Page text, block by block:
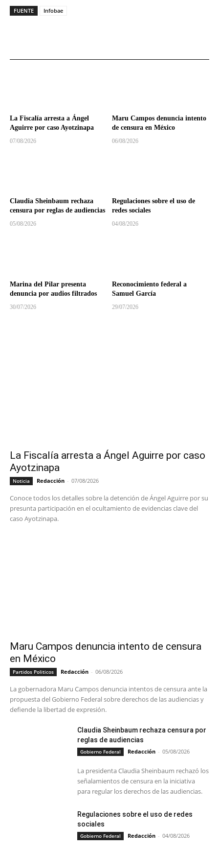
FUENTE Infobae
La Fiscalía arresta a Ángel
Aguirre por caso Ayotzinapa
07/08/2026
Maru Campos denuncia intento
de censura en México
06/08/2026
Claudia Sheinbaum rechaza
censura por reglas de audiencias
05/08/2026
Regulaciones sobre el uso de
redes sociales
04/08/2026
Marina del Pilar presenta
denuncia por audios filtrados
30/07/2026
Reconocimiento federal a
Samuel García
29/07/2026
La Fiscalía arresta a Ángel Aguirre por caso
Ayotzinapa
Noticia Redacción - 07/08/2026
Conoce todos los detalles sobre la detención de Ángel Aguirre por su
presunta participación en el ocultamiento de evidencias clave del
caso Ayotzinapa.
Maru Campos denuncia intento de censura
en México
Partidos Politicos Redacción - 06/08/2026
La gobernadora Maru Campos denuncia intentos de censura ante la
propuesta del Gobierno Federal sobre derechos de las audiencias y
defiende la libertad de expresión.
Claudia Sheinbaum rechaza censura por
reglas de audiencias
Gobierno Federal Redacción - 05/08/2026
La presidenta Claudia Sheinbaum rechazó los
señalamientos de censura en la iniciativa
para regular los derechos de las audiencias.
Regulaciones sobre el uso de redes
sociales
Gobierno Federal Redacción - 04/08/2026